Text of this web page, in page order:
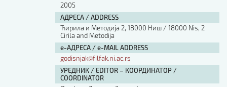
2005
АДРЕСА / ADDRESS
Ћирила и Методија 2, 18000 Ниш / 18000 Nis, 2
Cirila and Metodija
е-АДРЕСА / e-MAIL ADDRESS
godisnjak@filfak.ni.ac.rs
УРЕДНИК / EDITOR – КООРДИНАТОР /
COORDINATOR